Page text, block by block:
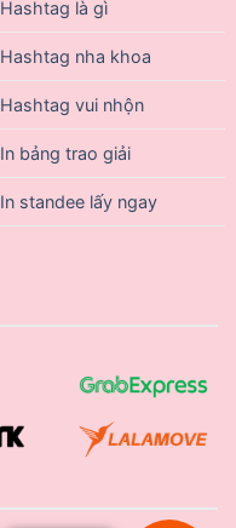
Hashtag là gì
Hashtag nha khoa
Hashtag vui nhộn
In bảng trao giải
In standee lấy ngay